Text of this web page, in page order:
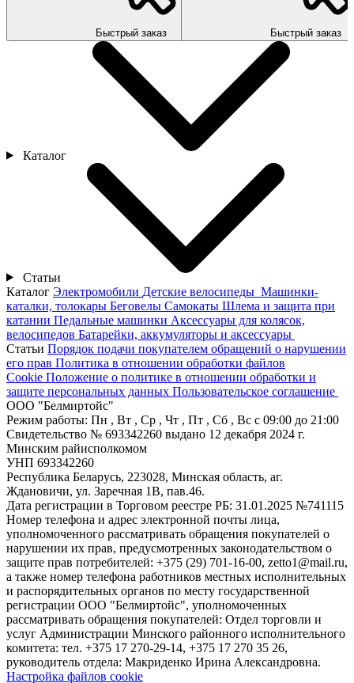
Быстрый заказ Быстрый заказ
Каталог
Статьи
Каталог Электромобили Детские велосипеды Машинки-
каталки, толокары Беговелы Самокаты Шлема и защита при
катании Педальные машинки Аксессуары для колясок,
велосипедов Батарейки, аккумуляторы и аксессуары
Статьи Порядок подачи покупателем обращений о нарушении
его прав Политика в отношении обработки файлов
Cookie Положение о политике в отношении обработки и
защите персональных данных Пользовательское соглашение
ООО "Белмиртойс"
Режим работы: Пн , Вт , Ср , Чт , Пт , Сб , Вс c 09:00 до 21:00
Свидетельство № 693342260 выдано 12 декабря 2024 г.
Минским райисполкомом
УНП 693342260
Республика Беларусь, 223028, Минская область, аг.
Ждановичи, ул. Заречная 1В, пав.46.
Дата регистрации в Торговом реестре РБ: 31.01.2025 №741115
Номер телефона и адрес электронной почты лица,
уполномоченного рассматривать обращения покупателей о
нарушении их прав, предусмотренных законодательством о
защите прав потребителей: +375 (29) 701-16-00, zetto1@mail.ru,
а также номер телефона работников местных исполнительных
и распорядительных органов по месту государственной
регистрации ООО "Белмиртойс", уполномоченных
рассматривать обращения покупателей: Отдел торговли и
услуг Администрации Минского районного исполнительного
комитета: тел. +375 17 270-29-14, +375 17 270 35 26,
руководитель отдела: Макриденко Ирина Александровна.
Настройка файлов cookie